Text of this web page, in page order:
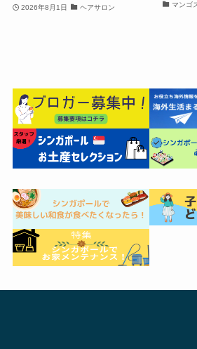
2026年8月1日 ヘアサロン
マンゴ